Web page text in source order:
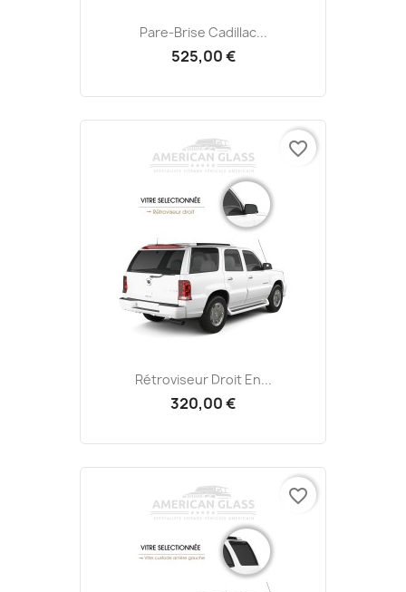
Pare-Brise Cadillac...
525,00 €
Rétroviseur Droit En...
320,00 €
favorite_border
favorite_border